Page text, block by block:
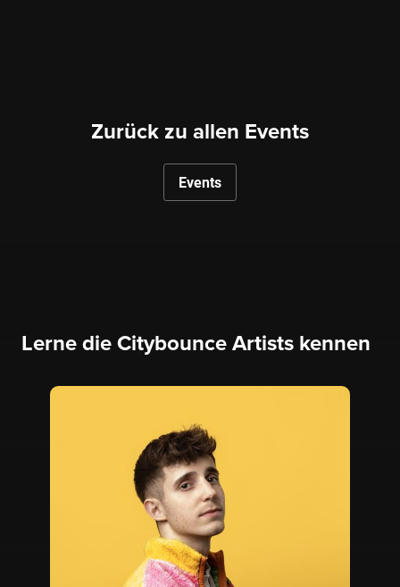
Zurück zu allen Events
Events
Lerne die Citybounce Artists kennen